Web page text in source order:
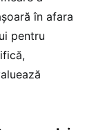
în afara
pentru